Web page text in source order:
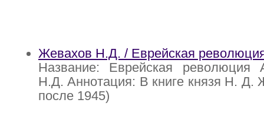
Жевахов Н.Д. / Еврейская
Название: Еврейская революция
Н.Д. Аннотация: В книге князя Н. Д.
после 1945)